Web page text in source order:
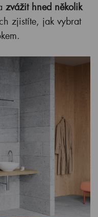
zvážit hned několik
zjistíte, jak vybrat